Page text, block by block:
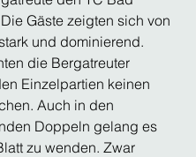
Gäste zeigten sich von
und dominierend.
die Bergatreuter
Einzelpartien keinen
Auch in den
Doppeln gelang es
zu wenden. Zwar